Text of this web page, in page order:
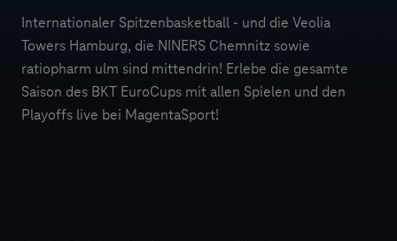
Internationaler Spitzenbasketball - und die Veolia
Towers Hamburg, die NINERS Chemnitz sowie
ratiopharm ulm sind mittendrin! Erlebe die gesamte
Saison des BKT EuroCups mit allen Spielen und den
Playoffs live bei MagentaSport!